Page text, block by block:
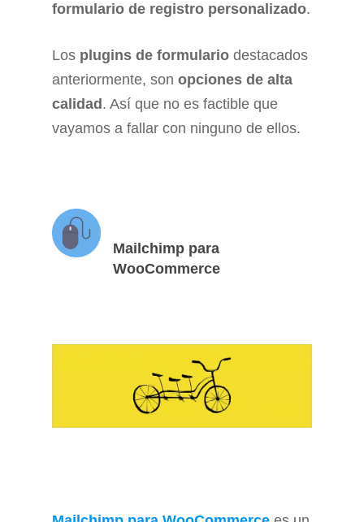
formulario de registro personalizado.
Los plugins de formulario destacados
anteriormente, son opciones de alta
calidad . Así que no es factible que
vayamos a fallar con ninguno de ellos.
Mailchimp para
WooCommerce